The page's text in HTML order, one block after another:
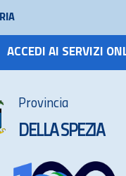
ACCEDI AI SERVIZI
Provincia
DELLA SPEZIA